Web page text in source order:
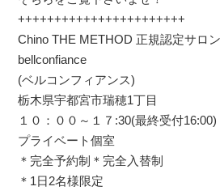
+++++++++++++++++++++++
Chino THE METHOD 正規認定サロン
bellconfiance
(ベルコンフィアンス)
栃木県宇都宮市瑞穂1丁目
１０：００～１７:30(最終受付16:00)
プライベート個室
＊完全予約制＊完全入替制
＊1日2名様限定